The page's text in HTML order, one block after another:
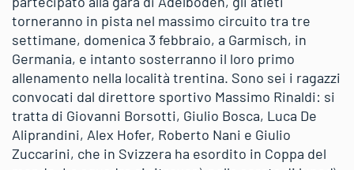
torneranno in pista nel massimo circuito tra tre
settimane, domenica 3 febbraio, a Garmisch, in
Germania, e intanto sosterranno il loro primo
allenamento nella località trentina. Sono sei i ragazzi
convocati dal direttore sportivo Massimo Rinaldi: si
tratta di Giovanni Borsotti, Giulio Bosca, Luca De
Aliprandini, Alex Hofer, Roberto Nani e Giulio
Zuccarini, che in Svizzera ha esordito in Coppa del